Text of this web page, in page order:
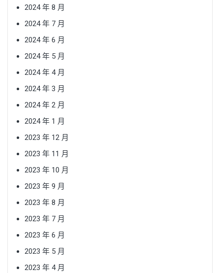
2024 年 8 月
2024 年 7 月
2024 年 6 月
2024 年 5 月
2024 年 4 月
2024 年 3 月
2024 年 2 月
2024 年 1 月
2023 年 12 月
2023 年 11 月
2023 年 10 月
2023 年 9 月
2023 年 8 月
2023 年 7 月
2023 年 6 月
2023 年 5 月
2023 年 4 月